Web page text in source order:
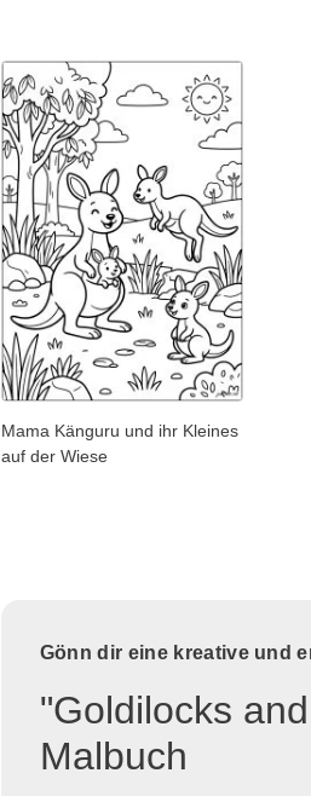
Mama Känguru und ihr Kleines
auf der Wiese
Gönn dir eine kreative und
"Goldilocks
Malbuch